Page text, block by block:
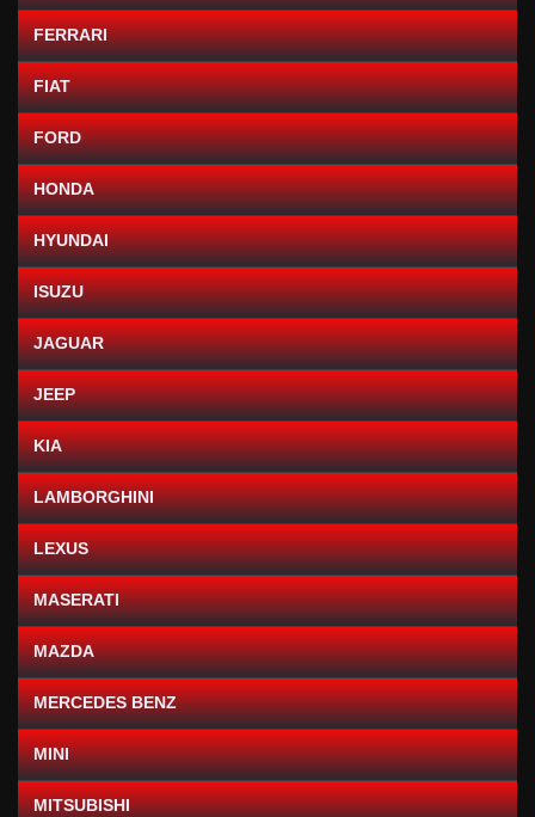
FERRARI
FIAT
FORD
HONDA
HYUNDAI
ISUZU
JAGUAR
JEEP
KIA
LAMBORGHINI
LEXUS
MASERATI
MAZDA
MERCEDES BENZ
MINI
MITSUBISHI